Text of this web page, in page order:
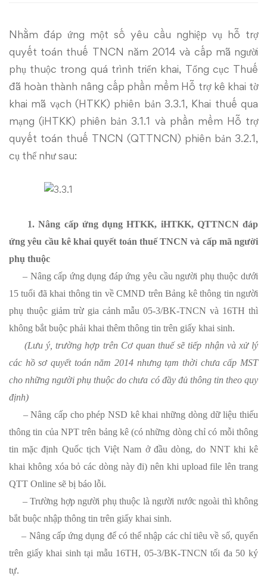
bản
3.3.1
Nhằm đáp ứng một số yêu cầu nghiệp vụ hỗ trợ
quyết toán thuế TNCN năm 2014 và cấp mã người
phụ thuộc trong quá trình triển khai, Tổng cục Thuế
đã hoàn thành nâng cấp phần mềm Hỗ trợ kê khai tờ
khai mã vạch (HTKK) phiên bản 3.3.1, Khai thuế qua
mạng (iHTKK) phiên bản 3.1.1 và phần mềm Hỗ trợ
quyết toán thuế TNCN (QTTNCN) phiên bản 3.2.1,
cụ thể như sau:
1. Nâng cấp ứng dụng HTKK, iHTKK, QTTNCN đáp
ứng yêu cầu kê khai quyết toán thuế TNCN và cấp mã người
phụ thuộc
– Nâng cấp ứng dụng đáp ứng yêu cầu người phụ thuộc dưới
15 tuổi đã khai thông tin về CMND trên Bảng kê thông tin người
phụ thuộc giảm trừ gia cảnh mẫu 05-3/BK-TNCN và 16TH thì
không bắt buộc phải khai thêm thông tin trên giấy khai sinh.
(Lưu ý, trường hợp trên Cơ quan thuế sẽ tiếp nhận và xử lý
các hồ sơ quyết toán năm 2014 nhưng tạm thời chưa cấp MST
cho những người phụ thuộc do chưa có đầy đủ thông tin theo quy
định)
– Nâng cấp cho phép NSD kê khai những dòng dữ liệu thiếu
thông tin của NPT trên bảng kê (có những dòng chỉ có mỗi thông
tin mặc định Quốc tịch Việt Nam ở đầu dòng, do NNT khi kê
khai không xóa bỏ các dòng này đi) nên khi upload file lên trang
QTT Online sẽ bị báo lỗi.
– Trường hợp người phụ thuộc là người nước ngoài thì không
bắt buộc nhập thông tin trên giấy khai sinh.
– Nâng cấp ứng dụng để có thể nhập các chỉ tiêu về số, quyển
trên giấy khai sinh tại mẫu 16TH, 05-3/BK-TNCN tối đa 50 ký
tự.